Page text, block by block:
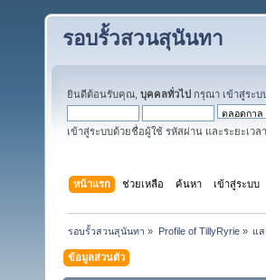
รอบรั้วสวนสุนันทา
ยินดีต้อนรับคุณ, บุคคลทั่วไป กรุณา เข้าสู่ระบ
เข้าสู่ระบบด้วยชื่อผู้ใช้ รหัสผ่าน และระยะเวล
หน้าแรก ช่วยเหลือ ค้นหา เข้าสู่ระบบ
รอบรั้วสวนสุนันทา » Profile of TillyRyrie» แ
ข้อมูลส่วนตัว